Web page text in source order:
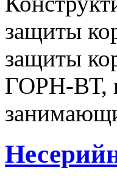
защиты
защиты
ГОРН-ВТ, в